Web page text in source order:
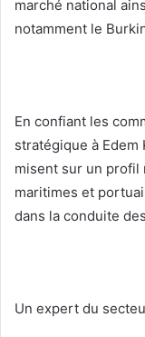
marché national
notamment le
En confiant les
stratégique à
misent sur un profil
maritimes et
dans la conduite
Un expert du